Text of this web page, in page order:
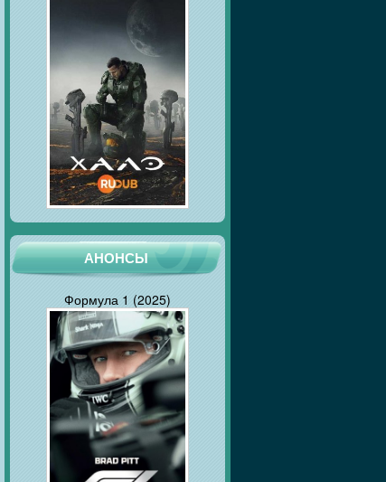
АНОНСЫ
Формула 1 (2025)